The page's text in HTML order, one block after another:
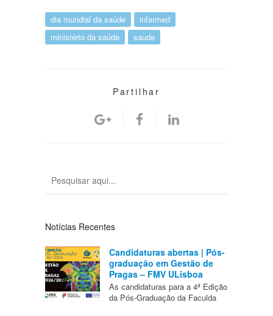
dia mundial da saúde
infarmed
ministério da saúde
saude
Partilhar
Notícias Recentes
Candidaturas abertas | Pós-
graduação em Gestão de
Pragas – FMV ULisboa
As candidaturas para a 4ª Edição
da Pós-Graduação da Faculda